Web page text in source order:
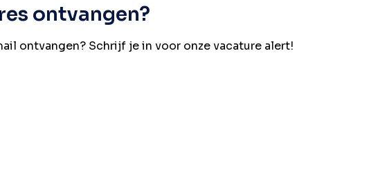
ontvangen?
ontvangen? Schrijf je in voor onze vacature alert!